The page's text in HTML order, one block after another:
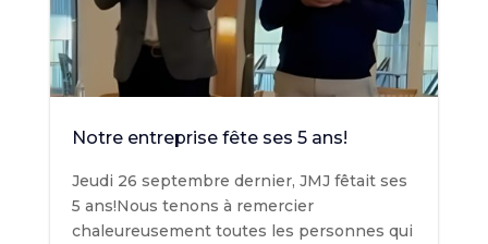
Notre entreprise fête ses 5 ans!
Jeudi 26 septembre dernier, JMJ fêtait ses
5 ans!Nous tenons à remercier
chaleureusement toutes les personnes qui